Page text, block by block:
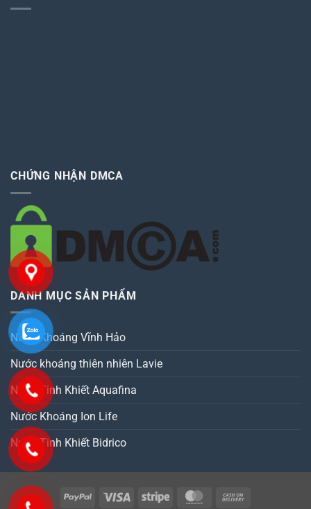
CHỨNG NHẬN DMCA
DANH MỤC SẢN PHẨM
Nước Khoáng Vĩnh Hảo
Nước khoáng thiên nhiên Lavie
Nước Tinh Khiết Aquafina
Nước Khoáng Ion Life
Nước Tinh Khiết Bidrico
PayPal Visa Stripe MasterCard